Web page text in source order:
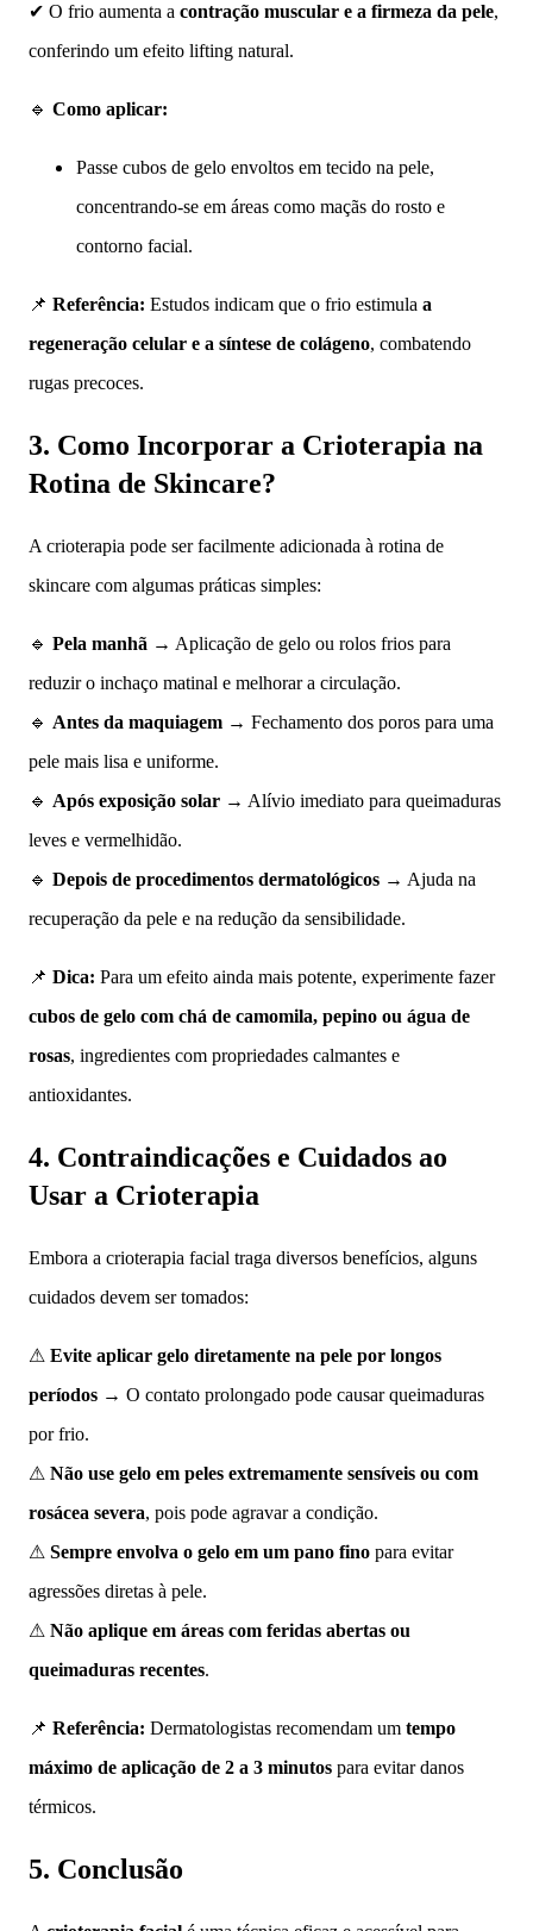
✔ O frio aumenta a contração muscular e a firmeza da pele,
conferindo um efeito lifting natural.
🔹 Como aplicar:
Passe cubos de gelo envoltos em tecido na pele,
concentrando-se em áreas como maçãs do rosto e
contorno facial.
📌 Referência: Estudos indicam que o frio estimula a
regeneração celular e a síntese de colágeno, combatendo
rugas precoces.
3. Como Incorporar a Crioterapia na
Rotina de Skincare?
A crioterapia pode ser facilmente adicionada à rotina de
skincare com algumas práticas simples:
🔹 Pela manhã → Aplicação de gelo ou rolos frios para
reduzir o inchaço matinal e melhorar a circulação.
🔹 Antes da maquiagem → Fechamento dos poros para uma
pele mais lisa e uniforme.
🔹 Após exposição solar → Alívio imediato para queimaduras
leves e vermelhidão.
🔹 Depois de procedimentos dermatológicos → Ajuda na
recuperação da pele e na redução da sensibilidade.
📌 Dica: Para um efeito ainda mais potente, experimente fazer
cubos de gelo com chá de camomila, pepino ou água de
rosas, ingredientes com propriedades calmantes e
antioxidantes.
4. Contraindicações e Cuidados ao
Usar a Crioterapia
Embora a crioterapia facial traga diversos benefícios, alguns
cuidados devem ser tomados:
⚠ Evite aplicar gelo diretamente na pele por longos
períodos → O contato prolongado pode causar queimaduras
por frio.
⚠ Não use gelo em peles extremamente sensíveis ou com
rosácea severa, pois pode agravar a condição.
⚠ Sempre envolva o gelo em um pano fino para evitar
agressões diretas à pele.
⚠ Não aplique em áreas com feridas abertas ou
queimaduras recentes.
📌 Referência: Dermatologistas recomendam um tempo
máximo de aplicação de 2 a 3 minutos para evitar danos
térmicos.
5. Conclusão